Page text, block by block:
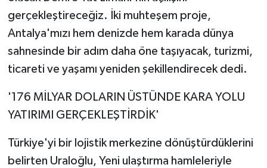
gerçekleştireceğiz. İki muhteşem proje,
Antalya'mızı hem denizde hem karada dünya
sahnesinde bir adım daha öne taşıyacak, turizmi,
ticareti ve yaşamı yeniden şekillendirecek dedi.
'176 MİLYAR DOLARIN ÜSTÜNDE KARA YOLU
YATIRIMI GERÇEKLEŞTİRDİK'
Türkiye'yi bir lojistik merkezine dönüştürdüklerini
belirten Uraloğlu, Yeni ulaştırma hamleleriyle